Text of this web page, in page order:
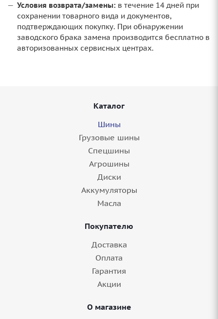
Условия возврата/замены: в течение 14 дней при
сохранении товарного вида и документов,
подтверждающих покупку. При обнаружении
заводского брака замена производится бесплатно в
авторизованных сервисных центрах.
Каталог
Шины
Грузовые шины
Спецшины
Агрошины
Диски
Аккумуляторы
Масла
Покупателю
Доставка
Оплата
Гарантия
Акции
О магазине